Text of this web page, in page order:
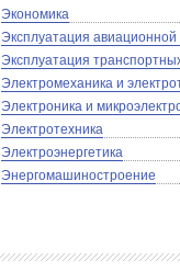
Экономика
Эксплуатация авиационной
Эксплуатация
Электромеханика и
Электроника и
Электротехника
Электроэнергетика
Энергомашиностроение